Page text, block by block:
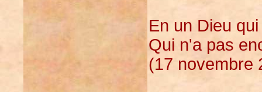
En un Dieu
Qui n'a pas
(17 novembre